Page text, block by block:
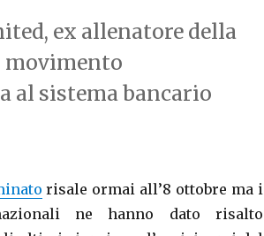
ex allenatore della
movimento
al sistema bancario
risale ormai all’8 ottobre ma i
ne hanno dato risalto